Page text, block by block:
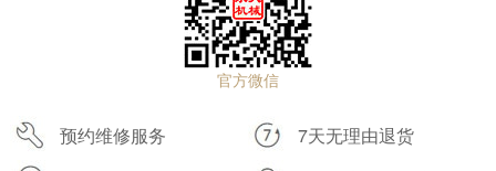
官方微信
预约维修服务
7天无理由退货